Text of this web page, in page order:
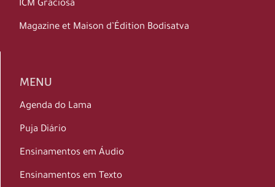
ICM Graciosa
Magazine et Maison d’Édition Bodisatva
MENU
Agenda do Lama
Puja Diário
Ensinamentos em Áudio
Ensinamentos em Texto